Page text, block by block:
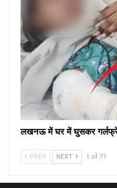
लखनऊ में घर में घुसकर गर्लफ्रेंड
PREV NEXT 1 of 71